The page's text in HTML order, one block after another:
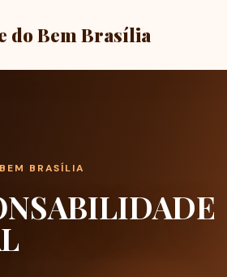
do Bem Brasília
BRASÍLIA